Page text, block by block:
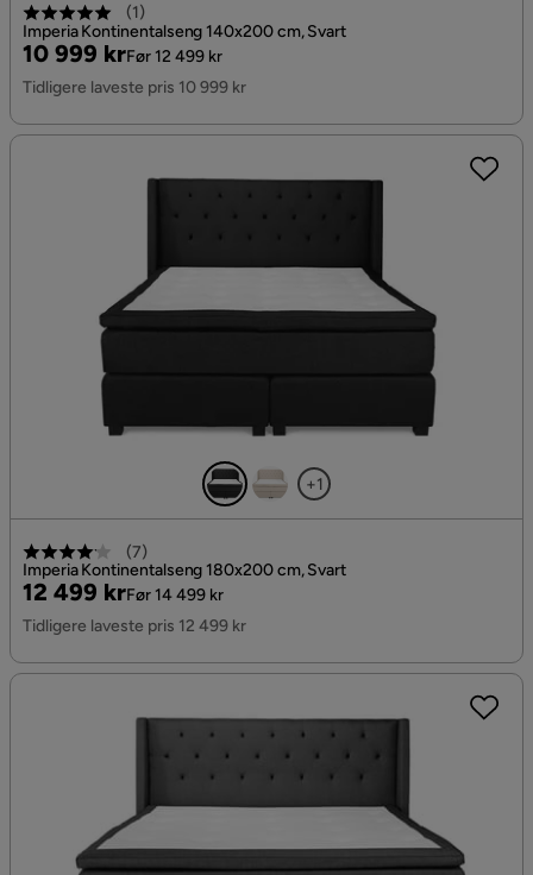
(1)
Imperia Kontinentalseng 140x200 cm, Svart
Pris
10 999 kr
Original
Pris
Før 12 499 kr
Tidligere laveste pris 10 999 kr
+1
(7)
Imperia Kontinentalseng 180x200 cm, Svart
Pris
12 499 kr
Original
Pris
Før 14 499 kr
Tidligere laveste pris 12 499 kr